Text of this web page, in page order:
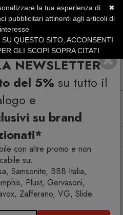
NEWSLETTER
del 5% su tutto il
e
su brand
con altre promo e non
su:
Samsonite, BBB Italia,
Plust, Gervasoni,
Zafferano, VG, Slide
+39.0773.470.562
al 40% di Sconto
Librerie
✖
la tua esperienza di
pubblicitari attinenti agli articoli di
QUESTO SITO, ACCONSENTI
GLI SCOPI SOPRA CITATI